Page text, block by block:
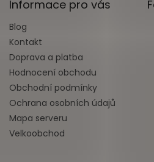
Informace pro vás
Blog
Kontakt
Doprava a platba
Hodnocení obchodu
Obchodní podmínky
Ochrana osobních údajů
Mapa serveru
Velkoobchod